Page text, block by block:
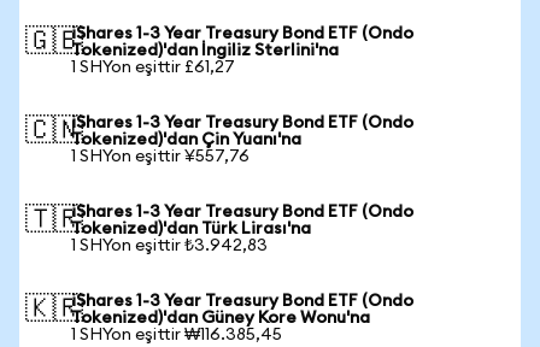
🇬🇧iShares 1-3 Year Treasury Bond ETF (Ondo
Tokenized)'dan İngiliz Sterlini'na
1 SHYon eşittir £61,27
🇨🇳iShares 1-3 Year Treasury Bond ETF (Ondo
Tokenized)'dan Çin Yuanı'na
1 SHYon eşittir ¥557,76
🇹🇷iShares 1-3 Year Treasury Bond ETF (Ondo
Tokenized)'dan Türk Lirası'na
1 SHYon eşittir ₺3.942,83
🇰🇷iShares 1-3 Year Treasury Bond ETF (Ondo
Tokenized)'dan Güney Kore Wonu'na
1 SHYon eşittir ₩116.385,45